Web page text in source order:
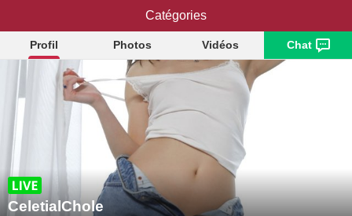
CeletialChole
Profil Photos Vidéos Chat
CeletialChole
Catégories